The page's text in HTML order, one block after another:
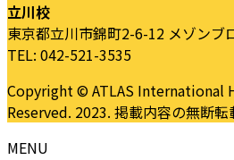
立川校
東京都立川市錦町2-6-12 メゾンブ
TEL: 042-521-3535
Copyright © ATLAS International
Reserved. 2023. 掲載内容の無断転
MENU